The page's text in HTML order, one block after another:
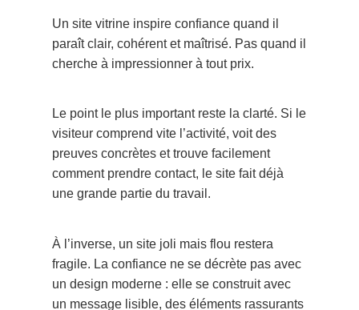
Un site vitrine inspire confiance quand il
paraît clair, cohérent et maîtrisé. Pas quand il
cherche à impressionner à tout prix.
Le point le plus important reste la clarté. Si le
visiteur comprend vite l’activité, voit des
preuves concrètes et trouve facilement
comment prendre contact, le site fait déjà
une grande partie du travail.
À l’inverse, un site joli mais flou restera
fragile. La confiance ne se décrète pas avec
un design moderne : elle se construit avec
un message lisible, des éléments rassurants